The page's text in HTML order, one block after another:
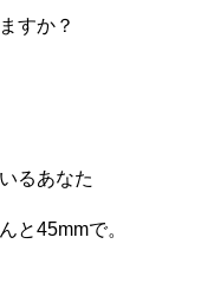
すか？
るあなた
と45mmで。